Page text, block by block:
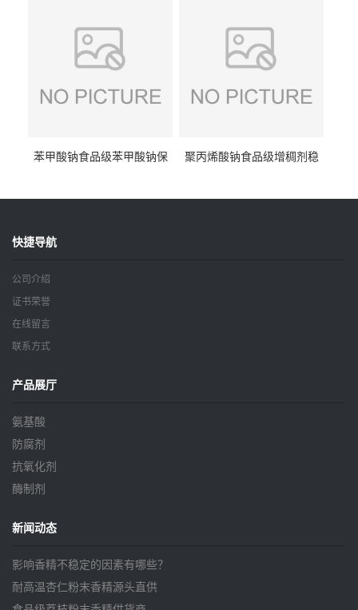
苯甲酸钠食品级苯甲酸钠保
聚丙烯酸钠食品级增稠剂稳
快捷导航
公司介绍
证书荣誉
在线留言
联系方式
产品展厅
氨基酸
防腐剂
抗氧化剂
酶制剂
新闻动态
影响香精不稳定的因素有哪些？
耐高温杏仁粉末香精源头直供